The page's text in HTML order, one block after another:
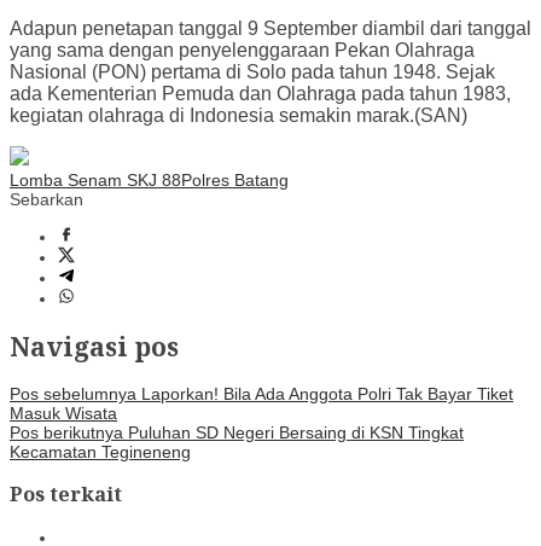
Adapun penetapan tanggal 9 September diambil dari tanggal
yang sama dengan penyelenggaraan Pekan Olahraga
Nasional (PON) pertama di Solo pada tahun 1948. Sejak
ada Kementerian Pemuda dan Olahraga pada tahun 1983,
kegiatan olahraga di Indonesia semakin marak.(SAN)
Lomba Senam SKJ 88Polres Batang
Sebarkan
Navigasi pos
Pos sebelumnya Laporkan! Bila Ada Anggota Polri Tak Bayar Tiket
Masuk Wisata
Pos berikutnya Puluhan SD Negeri Bersaing di KSN Tingkat
Kecamatan Tegineneng
Pos terkait